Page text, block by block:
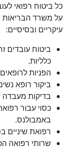
כל ביטוח רפואי
עיקריים ובסיסיים:
ביטוח עובדים
כלליות.
הפניות
ביקור רופא
בדיקות מעבדה
כסוי עבור
באמבולנס.
רפואת שיניים
שרותי רפואה